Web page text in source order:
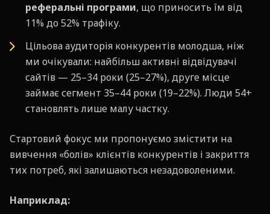
реферальні програми, що приносить їм від
11% до 52% трафіку.
Цільова аудиторія конкурентів молодша, ніж
ми очікували: найбільш активні відвідувачі
сайтів — 25–34 роки (25–27%), друге місце
займає сегмент 35–44 роки (19–22%). Люди 54+
становлять лише малу частку.
Стартовий фокус ми пропонуємо змістити на
вивчення «болів» клієнтів конкурентів і закриття
тих потреб, які залишаються незадоволеними.
Наприклад: